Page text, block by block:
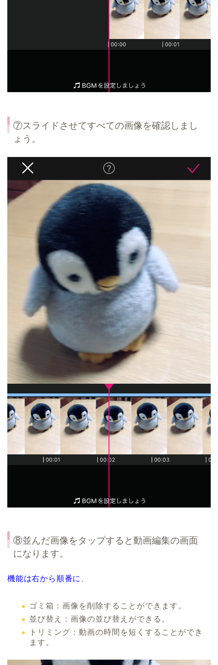
⑦スライドさせてすべての画像を確認しまし
ょう。
⑧並んだ画像をタップすると動画編集の画面
になります。
機能は右から順番に 、
ゴミ箱：画像を削除することができます。
並び替え：画像の並び替えができる。
トリミング：動画の時間を短くすることができ
ます。